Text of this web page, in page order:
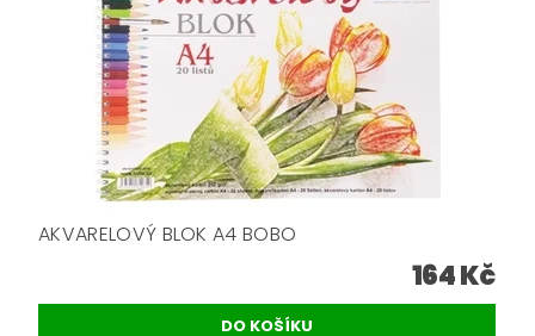
AKVARELOVÝ BLOK A4 BOBO
164 Kč